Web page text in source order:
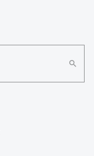
search